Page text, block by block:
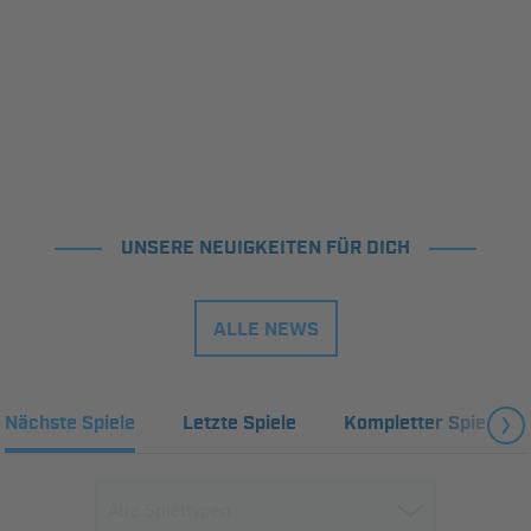
UNSERE NEUIGKEITEN FÜR DICH
ALLE NEWS
Nächste Spiele Letzte Spiele Kompletter Spielplan